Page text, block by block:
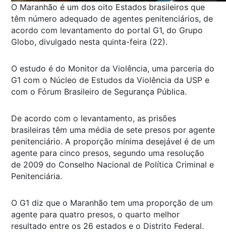
O Maranhão é um dos oito Estados brasileiros que
têm número adequado de agentes penitenciários, de
acordo com levantamento do portal G1, do Grupo
Globo, divulgado nesta quinta-feira (22).
O estudo é do Monitor da Violência, uma parceria do
G1 com o Núcleo de Estudos da Violência da USP e
com o Fórum Brasileiro de Segurança Pública.
De acordo com o levantamento, as prisões
brasileiras têm uma média de sete presos por agente
penitenciário. A proporção mínima desejável é de um
agente para cinco presos, segundo uma resolução
de 2009 do Conselho Nacional de Política Criminal e
Penitenciária.
O G1 diz que o Maranhão tem uma proporção de um
agente para quatro presos, o quarto melhor
resultado entre os 26 estados e o Distrito Federal.